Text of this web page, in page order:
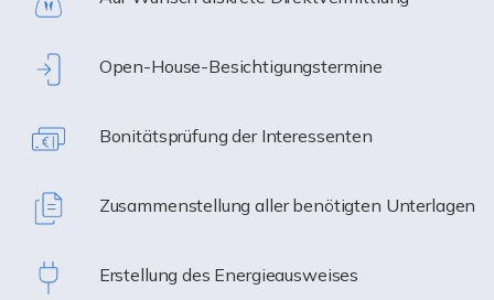
Open-House-Besichtigungstermine
Bonitätsprüfung der Interessenten
Zusammenstellung aller benötigten Unterlagen
Erstellung des Energieausweises